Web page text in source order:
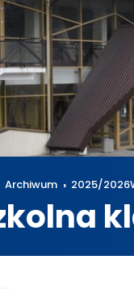
Archiwum 2025/2026